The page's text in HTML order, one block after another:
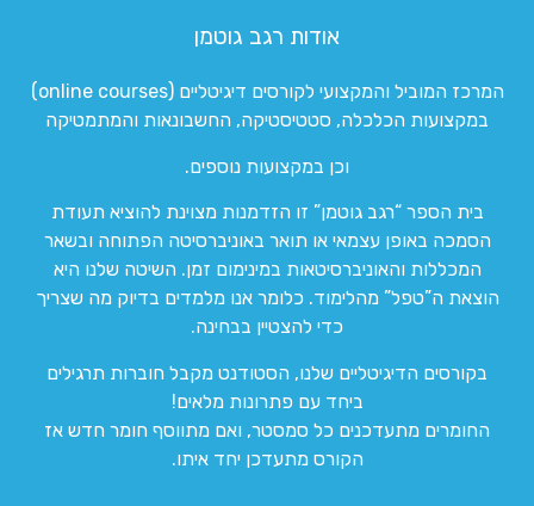
אודות רגב גוטמן
המרכז המוביל והמקצועי לקורסים דיגיטליים (online courses)
במקצועות הכלכלה, סטטיסטיקה, החשבונאות והמתמטיקה
וכן במקצועות נוספים.
בית הספר “רגב גוטמן” זו הזדמנות מצוינת להוציא תעודת
הסמכה באופן עצמאי או תואר באוניברסיטה הפתוחה ובשאר
המכללות והאוניברסיטאות במינימום זמן. השיטה שלנו היא
הוצאת ה”טפל” מהלימוד. כלומר אנו מלמדים בדיוק מה שצריך
כדי להצטיין בבחינה.
בקורסים הדיגיטליים שלנו, הסטודנט מקבל חוברות תרגילים
ביחד עם פתרונות מלאים!
החומרים מתעדכנים כל סמסטר, ואם מתווסף חומר חדש אז
הקורס מתעדכן יחד איתו.